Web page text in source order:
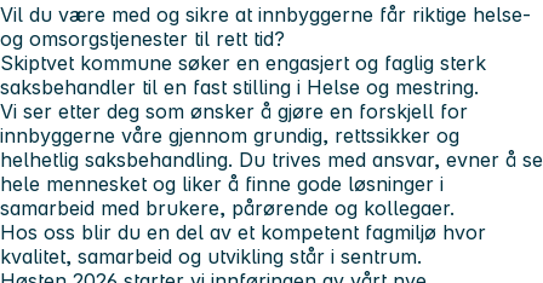
Vil du være med og sikre at innbyggerne får riktige helse-
og omsorgstjenester til rett tid?
Skiptvet kommune søker en engasjert og faglig sterk
saksbehandler til en fast stilling i Helse og mestring.
Vi ser etter deg som ønsker å gjøre en forskjell for
innbyggerne våre gjennom grundig, rettssikker og
helhetlig saksbehandling. Du trives med ansvar, evner å se
hele mennesket og liker å finne gode løsninger i
samarbeid med brukere, pårørende og kollegaer.
Hos oss blir du en del av et kompetent fagmiljø hvor
kvalitet, samarbeid og utvikling står i sentrum.